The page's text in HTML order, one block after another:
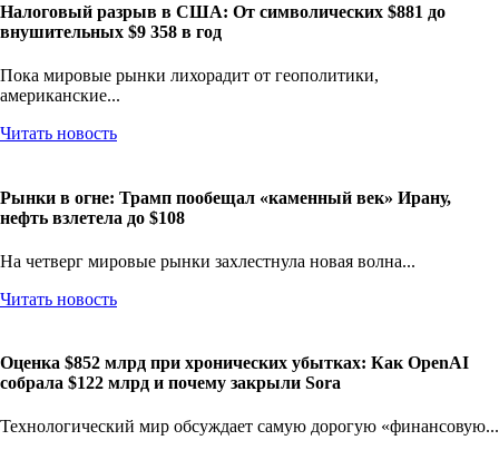
Налоговый разрыв в США: От символических $881 до
внушительных $9 358 в год
Пока мировые рынки лихорадит от геополитики,
американские...
Читать новость
Рынки в огне: Трамп пообещал «каменный век» Ирану,
нефть взлетела до $108
На четверг мировые рынки захлестнула новая волна...
Читать новость
Оценка $852 млрд при хронических убытках: Как OpenAI
собрала $122 млрд и почему закрыли Sora
Технологический мир обсуждает самую дорогую «финансовую...